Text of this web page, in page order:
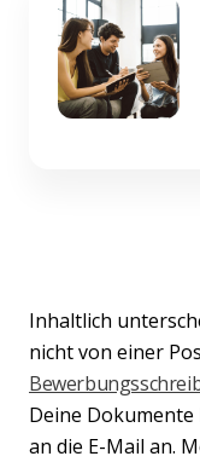
Inhaltlich
nicht von einer
Deine
an die E-Mail an.